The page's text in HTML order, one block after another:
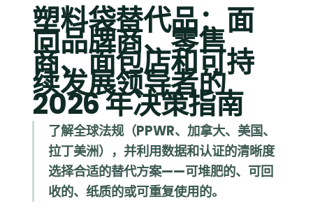
塑料袋替代品：面
向品牌商、零售
商、面包店和可持
续发展领导者的
2026 年决策指南
了解全球法规（PPWR、加拿大、美国、
拉丁美洲），并利用数据和认证的清晰度
选择合适的替代方案——可堆肥的、可回
收的、纸质的或可重复使用的。